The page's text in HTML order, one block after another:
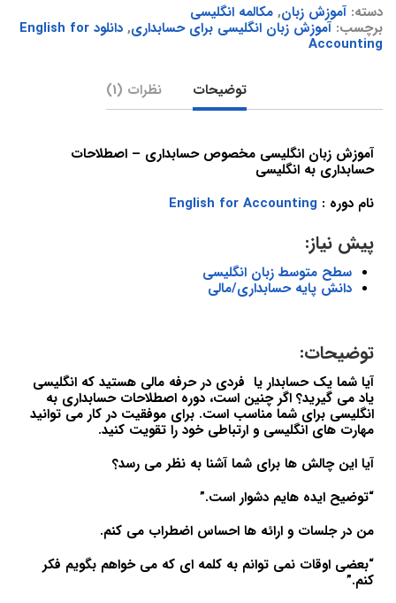
دسته: آموزش زبان, مکالمه انگلیسی
برچسب: آموزش زبان انگلیسی برای حسابداری, دانلود English for
Accounting
توضیحات نظرات (1)
آموزش زبان انگلیسی مخصوص حسابداری – اصطلاحات
حسابداری به انگلیسی
نام دوره : English for Accounting
پیش نیاز:
سطح متوسط زبان انگلیسی
دانش پایه حسابداری/مالی
توضیحات:
آیا شما یک حسابدار یا فردی در حرفه مالی هستید که انگلیسی
یاد می گیرید؟ اگر چنین است، دوره اصطلاحات حسابداری به
انگلیسی برای شما مناسب است. برای موفقیت در کار می توانید
مهارت های انگلیسی و ارتباطی خود را تقویت کنید.
آیا این چالش ها برای شما آشنا به نظر می رسد؟
“توضیح ایده هایم دشوار است.”
من در جلسات و ارائه ها احساس اضطراب می کنم.
“بعضی اوقات نمی توانم به کلمه ای که می خواهم بگویم فکر
کنم.”